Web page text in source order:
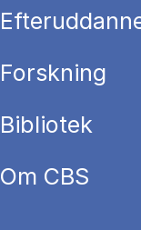
Forskning
Bibliotek
Om CBS